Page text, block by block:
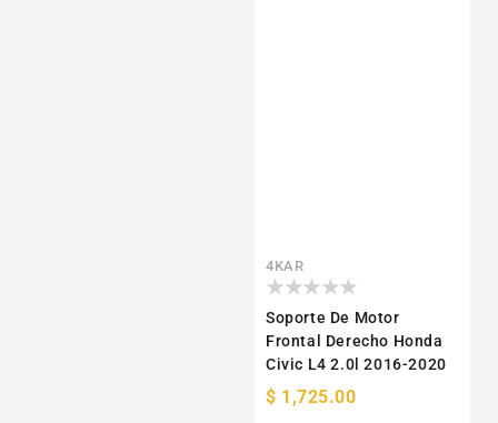
Proveedor:
4KAR
Soporte De Motor
Frontal Derecho Honda
Civic L4 2.0l 2016-2020
Precio
$ 1,725.00